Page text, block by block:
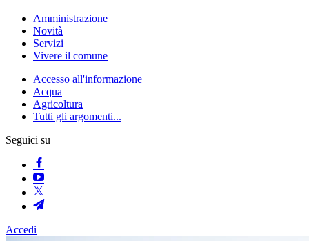
Amministrazione
Novità
Servizi
Vivere il comune
Accesso all'informazione
Acqua
Agricoltura
Tutti gli argomenti...
Seguici su
Accedi